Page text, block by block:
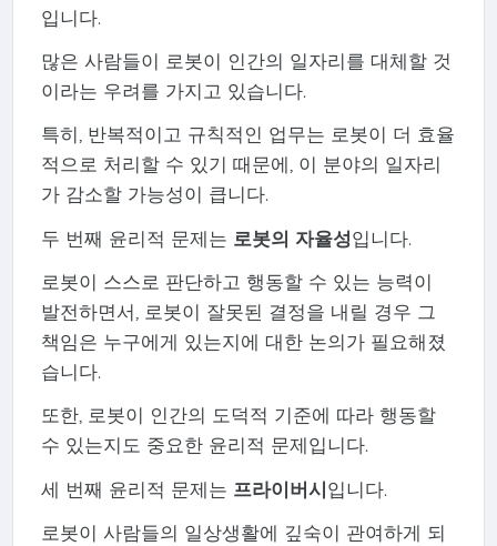
입니다.
많은 사람들이 로봇이 인간의 일자리를 대체할 것
이라는 우려를 가지고 있습니다.
특히, 반복적이고 규칙적인 업무는 로봇이 더 효율
적으로 처리할 수 있기 때문에, 이 분야의 일자리
가 감소할 가능성이 큽니다.
두 번째 윤리적 문제는 로봇의 자율성입니다.
로봇이 스스로 판단하고 행동할 수 있는 능력이
발전하면서, 로봇이 잘못된 결정을 내릴 경우 그
책임은 누구에게 있는지에 대한 논의가 필요해졌
습니다.
또한, 로봇이 인간의 도덕적 기준에 따라 행동할
수 있는지도 중요한 윤리적 문제입니다.
세 번째 윤리적 문제는 프라이버시입니다.
로봇이 사람들의 일상생활에 깊숙이 관여하게 되